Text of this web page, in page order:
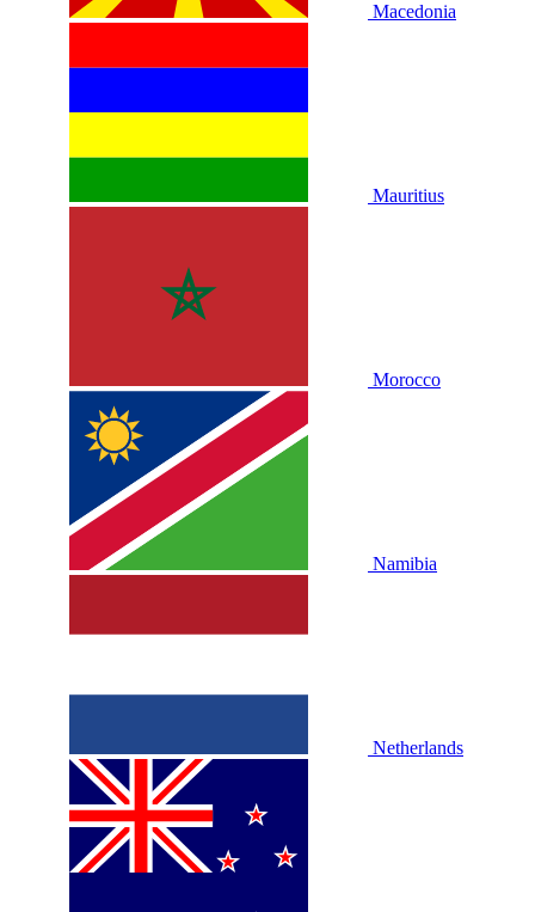
Macedonia
Mauritius
Morocco
Namibia
Netherlands